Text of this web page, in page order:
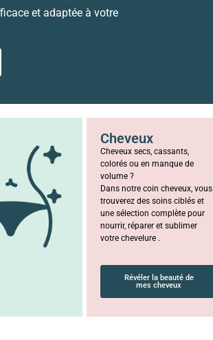
et adaptée à votre
Cheveux
Cheveux secs, cassants,
colorés ou en manque de
volume ?
Dans notre coin cheveux, vous
trouverez des soins ciblés et
une sélection complète pour
nourrir, réparer et sublimer
votre chevelure .
Révéler la beauté de
mes cheveux